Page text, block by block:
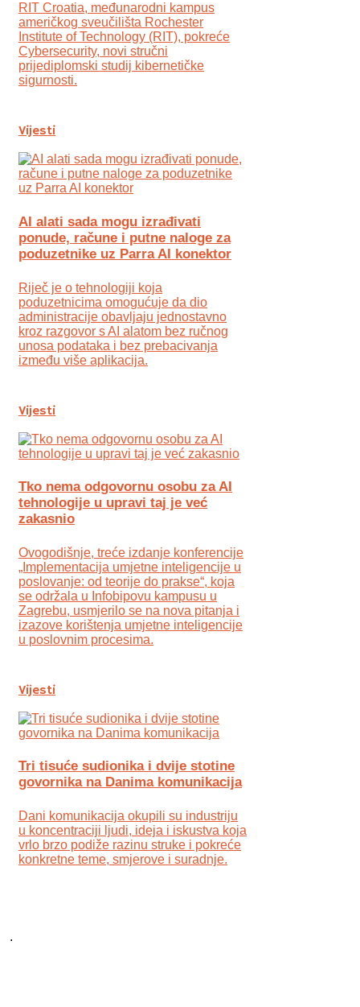
RIT Croatia, međunarodni kampus
američkog sveučilišta Rochester
Institute of Technology (RIT), pokreće
Cybersecurity, novi stručni
prijediplomski studij kibernetičke
sigurnosti.
Vijesti
AI alati sada mogu izrađivati
ponude, račune i putne naloge za
poduzetnike uz Parra AI konektor
Riječ je o tehnologiji koja
poduzetnicima omogućuje da dio
administracije obavljaju jednostavno
kroz razgovor s AI alatom bez ručnog
unosa podataka i bez prebacivanja
između više aplikacija.
Vijesti
Tko nema odgovornu osobu za AI
tehnologije u upravi taj je već
zakasnio
Ovogodišnje, treće izdanje konferencije
„Implementacija umjetne inteligencije u
poslovanje: od teorije do prakse“, koja
se održala u Infobipovu kampusu u
Zagrebu, usmjerilo se na nova pitanja i
izazove korištenja umjetne inteligencije
u poslovnim procesima.
Vijesti
Tri tisuće sudionika i dvije stotine
govornika na Danima komunikacija
Dani komunikacija okupili su industriju
u koncentraciji ljudi, ideja i iskustva koja
vrlo brzo podiže razinu struke i pokreće
konkretne teme, smjerove i suradnje.
.